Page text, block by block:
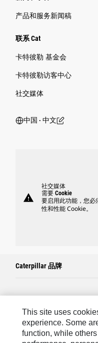
产品和服务新闻稿
联系 Cat
卡特彼勒 基金会
卡特彼勒访客中心
社交媒体
中国 ‧ 中文
warning
社交媒体
需要 Cookie
要启用此功能，您
性和性能 Cookie。
Caterpillar 品牌
联系 Caterpillar
站点地图
This site uses
experience. Some
function, while